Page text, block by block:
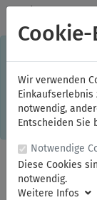
✓Jeden Monat
Kostenlose
Informationen
gespeichert.
Online-Shops
einverstanden,
Wir verwenden
Einkaufserlebnis
notwendig,
Entscheiden Sie
Notwendige
Diese Cookies
notwendig.
Weitere Infos